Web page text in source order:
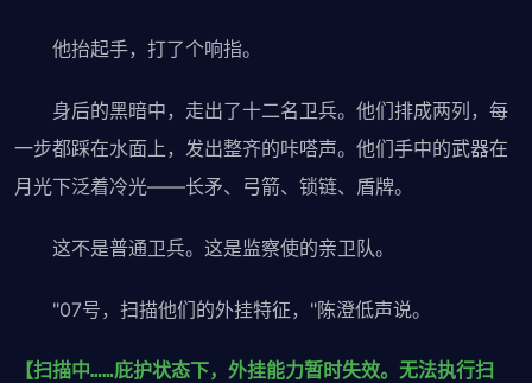
他抬起手，打了个响指。
身后的黑暗中，走出了十二名卫兵。他们排成两列，每
一步都踩在水面上，发出整齐的咔嗒声。他们手中的武器在
月光下泛着冷光——长矛、弓箭、锁链、盾牌。
这不是普通卫兵。这是监察使的亲卫队。
"07号，扫描他们的外挂特征，"陈澄低声说。
【扫描中……庇护状态下，外挂能力暂时失效。无法执行扫